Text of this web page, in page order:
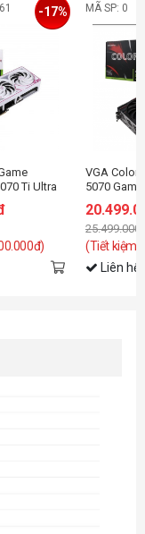
Ti Ultra
-17% MÃ SP: 0
VGA
5070
(Tiết kiệm:
Liên hệ